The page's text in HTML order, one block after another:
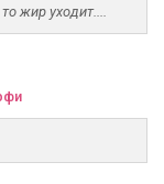
жир уходит....